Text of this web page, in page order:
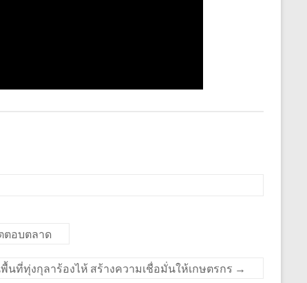
ตอบตลาด
นที่ทุ่งกุลาร้องไห้ สร้างความเชื่อมั่นให้เกษตรกร →